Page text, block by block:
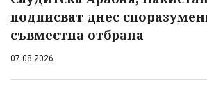
подписват днес
съвместна отбрана
07.08.2026